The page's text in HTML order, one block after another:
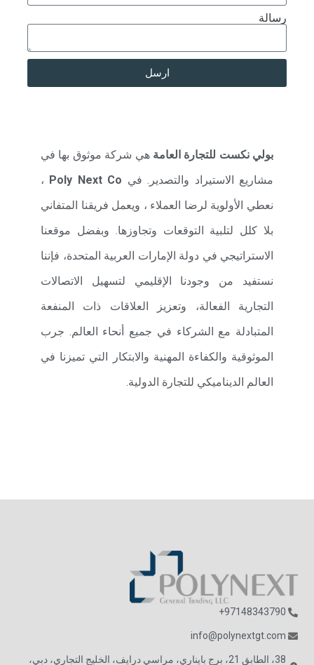
رسالة
ارسل
بولي نكست للتجارة العامة هي شركة موثوق بها في
مشاريع الاستيراد والتصدير. في Poly Next Co ،
نعطي الأولوية لرضا العملاء ، ويعمل فريقنا المتفاني
بلا كلل لتلبية التوقعات وتجاوزها. وبفضل موقعنا
الاستراتيجي في دولة الإمارات العربية المتحدة، فإننا
نستفيد من وجودنا الإقليمي لتسهيل الاتصالات
التجارية الفعالة، وتعزيز العلاقات ذات المنفعة
المتبادلة مع الشركاء في جميع أنحاء العالم. جرب
الموثوقية والكفاءة المهنية والابتكار التي تميزنا في
العالم الديناميكي للتجارة الدولية.
97148343790+
info@polynextgt.com
38، الطابق 21، برج بايناري، مراسي درايف، الخليج التجاري، دبي،